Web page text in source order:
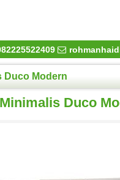
Duco Modern
Duco